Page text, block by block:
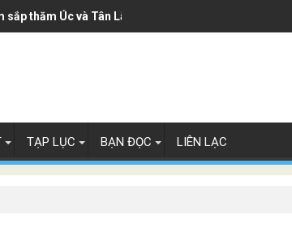
thăm Úc và Tân Lây Lan
TẠP LỤC BẠN ĐỌC LIÊN LẠC